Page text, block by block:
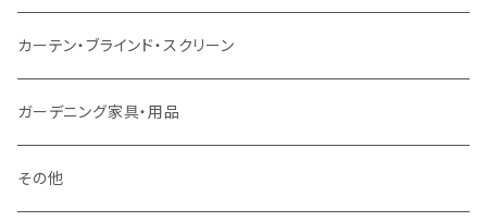
クッション・座椅子
ダブルサイズ以上（マットレス付）
ロフトベッド
二段ベッド
デスク
ダイニングベンチ・スツール
レンジ台・カウンター
ラック
TVボード
ラグ
カーペット
カーテン・ブラインド・スクリーン
ガーデニング家具・用品
その他